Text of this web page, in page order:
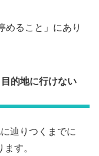
めること」にあり
的地に行けない
辿りつくまでに
す。